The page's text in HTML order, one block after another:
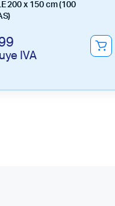
200 x 150 cm (100
IVA